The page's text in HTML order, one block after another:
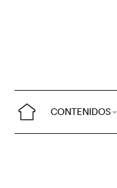
CONTENIDOS